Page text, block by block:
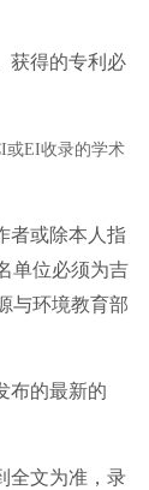
获得的专利必
或EI收录的学术
者或除本人指
单位必须为吉
与环境教育部
布的最新的
全文为准，录